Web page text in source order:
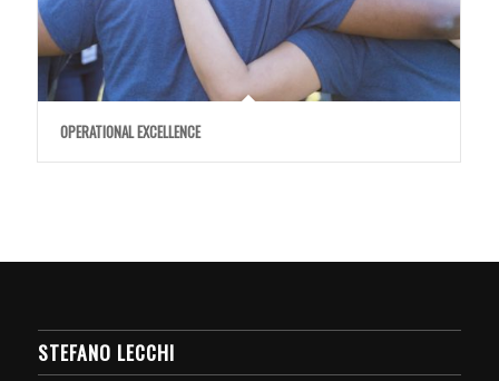
OPERATIONAL EXCELLENCE
STEFANO LECCHI